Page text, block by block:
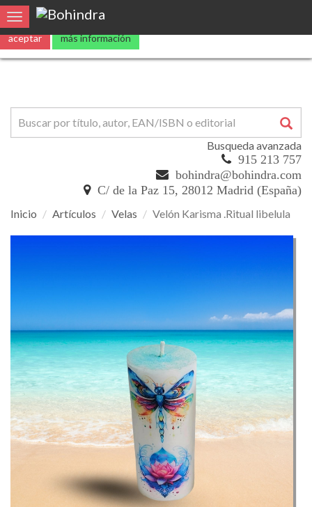
Utilizamoscookies propias y de terceros para mejorar nuestros
aceptar más información
Toggle navigation
Busqueda avanzada
915 213 757
bohindra@bohindra.com
C/ de la Paz 15, 28012 Madrid (España)
Inicio Artículos Velas Velón Karisma .Ritual libelula
libelula